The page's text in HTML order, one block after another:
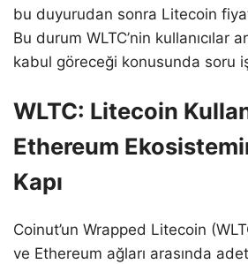
bu duyurudan sonra Litecoin
Bu durum WLTC’nin kullanıcılar
kabul göreceği konusunda soru
WLTC: Litecoin
Ethereum
Kapı
Coinut’un Wrapped Litecoin
ve Ethereum ağları arasında